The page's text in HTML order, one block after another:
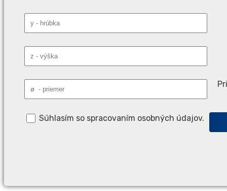
Súhlasím so spracovaním osobných údajov.